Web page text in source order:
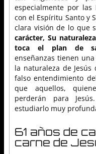
especialmente por
con el Espíritu Santo y
clara visión de lo que
carácter, Su
toca el plan de
enseñanzas tienen
la naturaleza de
falso entendimiento
que aquellos,
perderán para
estudiarlo muy
61 años de
carne de